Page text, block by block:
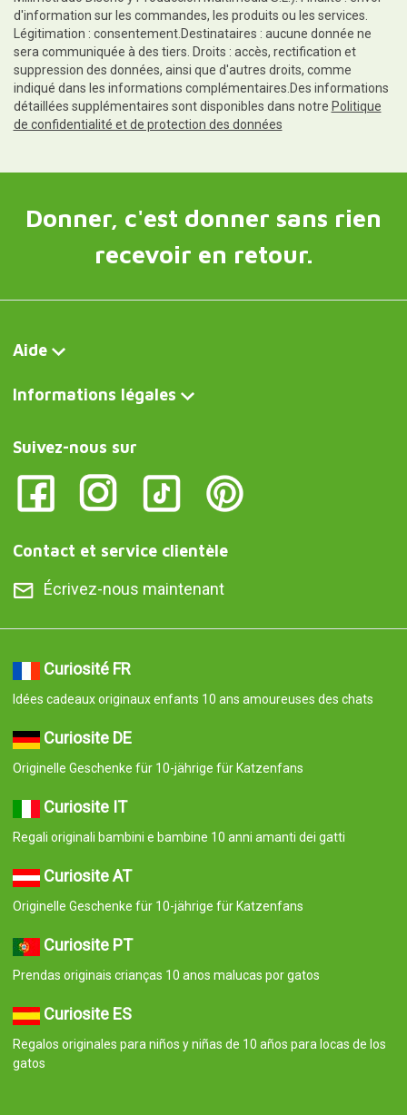
d'information sur les commandes, les produits ou les services.
Légitimation : consentement.Destinataires : aucune donnée ne
sera communiquée à des tiers. Droits : accès, rectification et
suppression des données, ainsi que d'autres droits, comme
indiqué dans les informations complémentaires.Des informations
détaillées supplémentaires sont disponibles dans notre Politique
de confidentialité et de protection des données
Donner, c'est donner sans rien
recevoir en retour.
Aide
Informations légales
Suivez-nous sur
Contact et service clientèle
Écrivez-nous maintenant
Curiosité FR
Idées cadeaux originaux enfants 10 ans amoureuses des chats
Curiosite DE
Originelle Geschenke für 10-jährige für Katzenfans
Curiosite IT
Regali originali bambini e bambine 10 anni amanti dei gatti
Curiosite AT
Originelle Geschenke für 10-jährige für Katzenfans
Curiosite PT
Prendas originais crianças 10 anos malucas por gatos
Curiosite ES
Regalos originales para niños y niñas de 10 años para locas de los
gatos